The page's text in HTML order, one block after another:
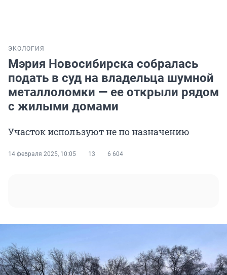
ЭКОЛОГИЯ
Мэрия Новосибирска собралась
подать в суд на владельца шумной
металлоломки — ее открыли рядом
с жилыми домами
Участок используют не по назначению
14 февраля 2025, 10:05 13 6 604